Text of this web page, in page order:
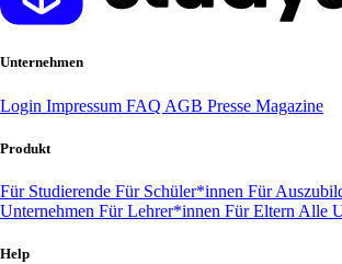
Unternehmen
Login Impressum FAQ AGB Presse Magazine
Produkt
Für Studierende Für Schüler*innen Für
Unternehmen Für Lehrer*innen Für Eltern Alle
Help